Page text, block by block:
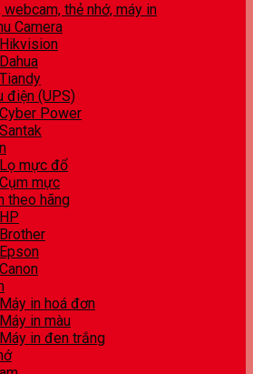
webcam, thẻ nhớ, máy in
Camera
Hikvision
Dahua
Tiandy
điện (UPS)
Cyber Power
Santak
Lọ mực đổ
Cụm mực
theo hãng
HP
Brother
Epson
Canon
Máy in hoá đơn
Máy in màu
Máy in đen trắng